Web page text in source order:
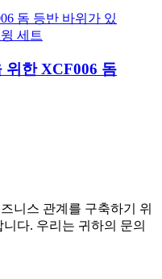
위한 XCF006 돔
니스 관계를 구축하기 위
다. 우리는 귀하의 문의